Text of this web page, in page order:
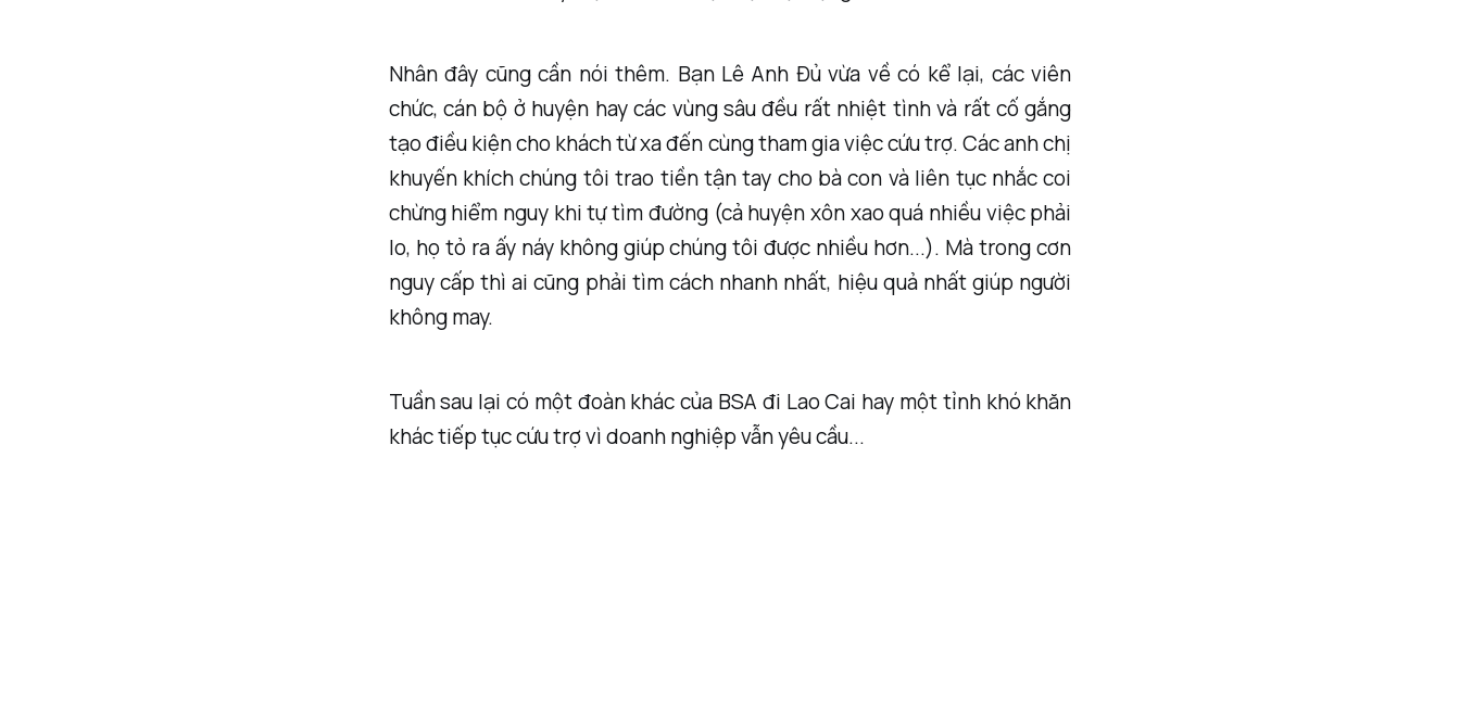
Nhân đây cũng cần nói thêm. Bạn Lê Anh Đủ vừa về có kể lại, các viên
chức, cán bộ ở huyện hay các vùng sâu đều rất nhiệt tình và rất cố gắng
tạo điều kiện cho khách từ xa đến cùng tham gia việc cứu trợ. Các anh chị
khuyến khích chúng tôi trao tiền tận tay cho bà con và liên tục nhắc coi
chừng hiểm nguy khi tự tìm đường (cả huyện xôn xao quá nhiều việc phải
lo, họ tỏ ra ấy náy không giúp chúng tôi được nhiều hơn...). Mà trong cơn
nguy cấp thì ai cũng phải tìm cách nhanh nhất, hiệu quả nhất giúp người
không may.
Tuần sau lại có một đoàn khác của BSA đi Lao Cai hay một tỉnh khó khăn
khác tiếp tục cứu trợ vì doanh nghiệp vẫn yêu cầu...